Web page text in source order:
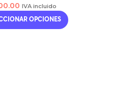
IVA incluido
OPCIONES